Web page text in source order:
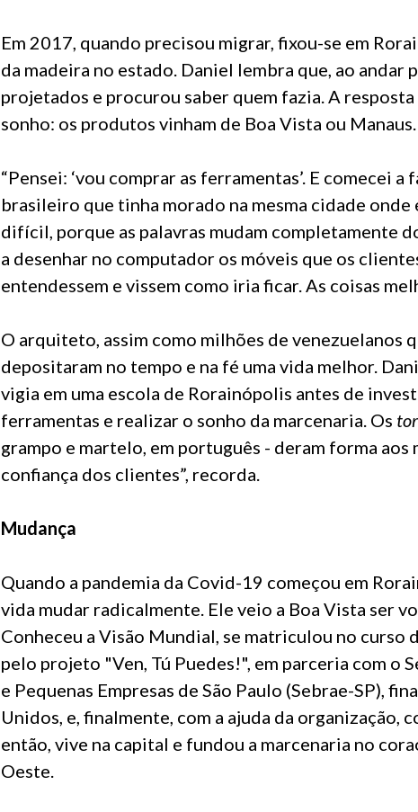
Em 2017, quando precisou migrar, fixou-se em
da madeira no estado. Daniel lembra que, ao andar
projetados e procurou saber quem fazia. A
sonho: os produtos vinham de Boa Vista ou Manaus.
“Pensei: ‘vou comprar as ferramentas’. E comecei
brasileiro que tinha morado na mesma cidade onde
difícil, porque as palavras mudam completamente
a desenhar no computador os móveis que os
entendessem e vissem como iria ficar. As coisas
O arquiteto, assim como milhões de venezuelanos
depositaram no tempo e na fé uma vida melhor.
vigia em uma escola de Rorainópolis antes de
ferramentas e realizar o sonho da marcenaria. Os
grampo e martelo, em português - deram forma aos
confiança dos clientes”, recorda.
Mudança
Quando a pandemia da Covid-19 começou em
vida mudar radicalmente. Ele veio a Boa Vista ser
Conheceu a Visão Mundial, se matriculou no
pelo projeto "Ven, Tú Puedes!", em parceria com o
e Pequenas Empresas de São Paulo (Sebrae-SP),
Unidos, e, finalmente, com a ajuda da organização,
então, vive na capital e fundou a marcenaria no
Oeste.